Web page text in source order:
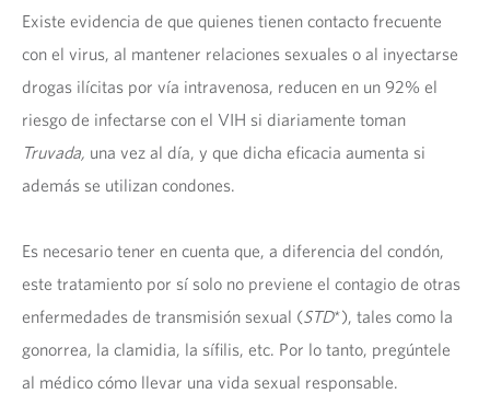
Existe evidencia de que quienes tienen contacto frecuente
con el virus, al mantener relaciones sexuales o al inyectarse
drogas ilícitas por vía intravenosa, reducen en un 92% el
riesgo de infectarse con el VIH si diariamente toman
Truvada, una vez al día, y que dicha eficacia aumenta si
además se utilizan condones.
Es necesario tener en cuenta que, a diferencia del condón,
este tratamiento por sí solo no previene el contagio de otras
enfermedades de transmisión sexual (STD*), tales como la
gonorrea, la clamidia, la sífilis, etc. Por lo tanto, pregúntele
al médico cómo llevar una vida sexual responsable.